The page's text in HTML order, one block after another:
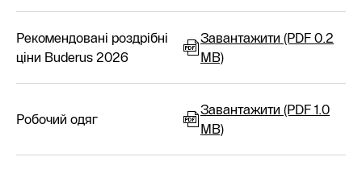
Рекомендовані роздрібні
ціни Buderus 2026
Завантажити (PDF 0.2
MB)
Робочий одяг
Завантажити (PDF 1.0
MB)